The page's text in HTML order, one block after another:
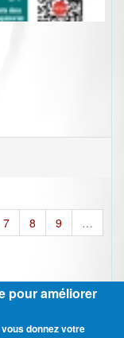
7 8 9
…
pour améliorer
donnez votre